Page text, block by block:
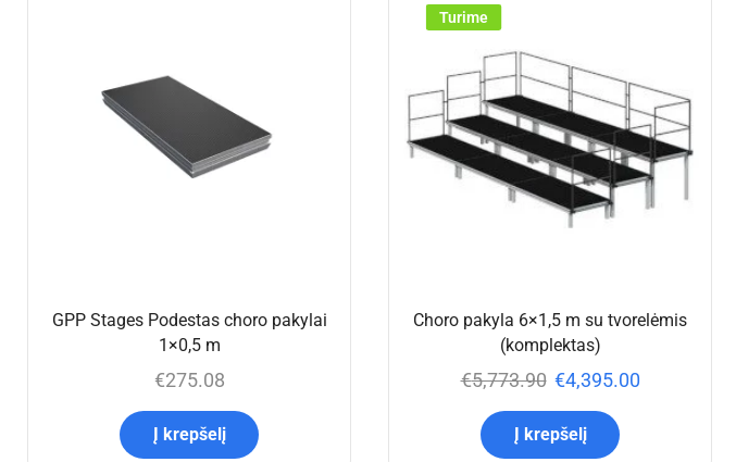
GPP Stages Podestas choro pakylai
1×0,5 m
€275.08
Į krepšelį
Turime
Choro pakyla 6×1,5 m su tvorelėmis
(komplektas)
€5,773.90 €4,395.00
Į krepšelį